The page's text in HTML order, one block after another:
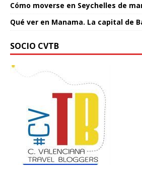
Cómo moverse en Seychelles de
Qué ver en Manama. La capital de
SOCIO CVTB